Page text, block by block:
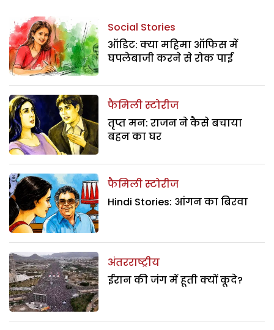
Social Stories
ऑडिट: क्या महिमा ऑफिस में
घपलेबाजी करने से रोक पाई
फैमिली स्टोरीज
तृप्त मन: राजन ने कैसे बचाया
बहन का घर
फैमिली स्टोरीज
Hindi Stories: आंगन का बिरवा
अंतरराष्ट्रीय
ईरान की जंग में हूती क्यों कूदे?